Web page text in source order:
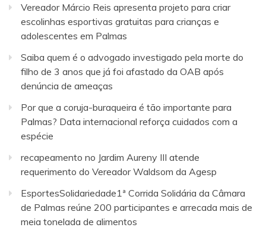
Vereador Márcio Reis apresenta projeto para criar
escolinhas esportivas gratuitas para crianças e
adolescentes em Palmas
Saiba quem é o advogado investigado pela morte do
filho de 3 anos que já foi afastado da OAB após
denúncia de ameaças
Por que a coruja-buraqueira é tão importante para
Palmas? Data internacional reforça cuidados com a
espécie
recapeamento no Jardim Aureny III atende
requerimento do Vereador Waldsom da Agesp
EsportesSolidariedade1ª Corrida Solidária da Câmara
de Palmas reúne 200 participantes e arrecada mais de
meia tonelada de alimentos